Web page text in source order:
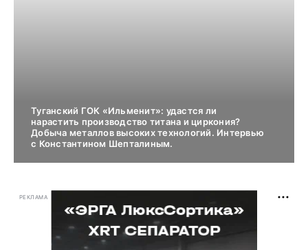
Туганский ГОК «Ильменит»: удастся ли
нарастить производство титана и циркония?
Добыча металлов высоких технологий. Интервью
с Константином Шепталиным.
РЕКЛАМА